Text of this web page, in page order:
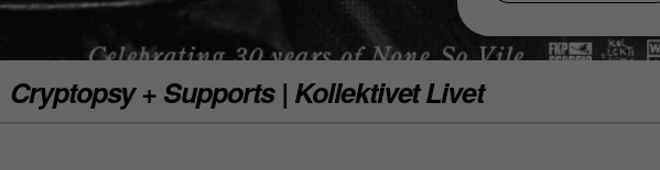
Cryptopsy + Supports | Kollektivet Livet